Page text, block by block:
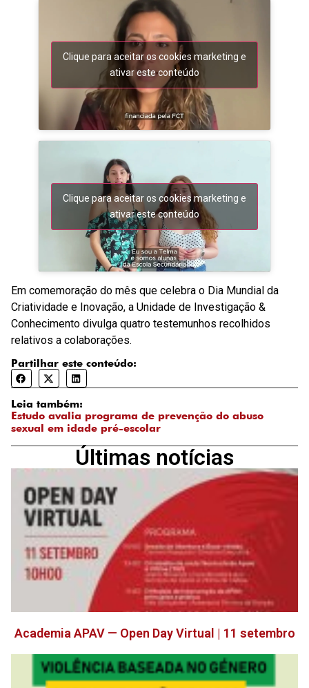
Clique para aceitar os cookies marketing e
ativar este conteúdo
Clique para aceitar os cookies marketing e
ativar este conteúdo
Em comemoração do mês que celebra o Dia Mundial da
Criatividade e Inovação, a Unidade de Investigação &
Conhecimento divulga quatro testemunhos recolhidos
relativos a colaborações.
Partilhar este conteúdo:
Leia também:
Estudo avalia programa de prevenção do abuso
sexual em idade pré-escolar
Últimas notícias
Academia APAV — Open Day Virtual | 11 setembro